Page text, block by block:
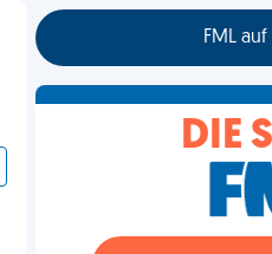
FML
DIE